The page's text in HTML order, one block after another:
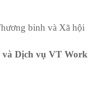
binh và Xã hội
Dịch vụ VT Work